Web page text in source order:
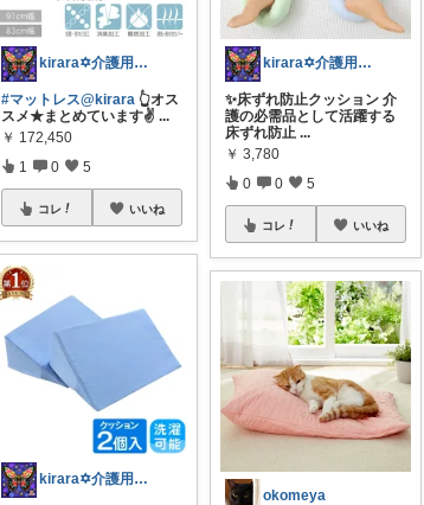
kirara✡介護用品🌈
#マットレス@kirara 👆️オス
スメ★まとめています✌...
￥ 172,450
1 0 5
コレ いいね
kirara✡介護用品🌈
kirara✡介護用品🌈
✨️床ずれ防止クッション 介
護の必需品として活躍する
床ずれ防止 ...
￥ 3,780
0 0 5
コレ いいね
okomeya